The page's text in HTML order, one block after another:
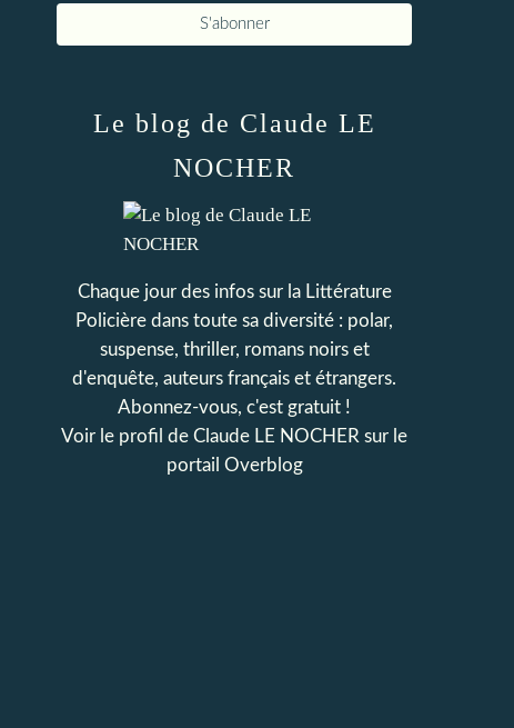
Le blog de Claude LE
NOCHER
Chaque jour des infos sur la Littérature
Policière dans toute sa diversité : polar,
suspense, thriller, romans noirs et
d'enquête, auteurs français et étrangers.
Abonnez-vous, c'est gratuit !
Voir le profil de Claude LE NOCHER sur le
portail Overblog